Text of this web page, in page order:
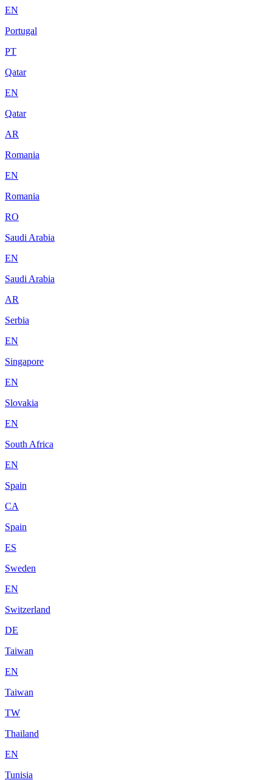
EN
Portugal
PT
Qatar
EN
Qatar
AR
Romania
EN
Romania
RO
Saudi Arabia
EN
Saudi Arabia
AR
Serbia
EN
Singapore
EN
Slovakia
EN
South Africa
EN
Spain
CA
Spain
ES
Sweden
EN
Switzerland
DE
Taiwan
EN
Taiwan
TW
Thailand
EN
Tunisia